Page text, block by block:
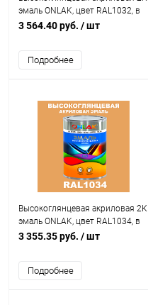
эмаль ONLAK, цвет RAL1032, в
комплекте с отвердителем
3 564.40 руб. / шт
Подробнее
Высокоглянцевая акриловая 2К
эмаль ONLAK, цвет RAL1034, в
комплекте с отвердителем
3 355.35 руб. / шт
Подробнее